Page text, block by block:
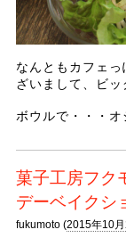
なんともカフェ
ざいまして、ビッ
ボウルで・・・
菓子工房フ
デーベイクシ
fukumoto (2015年10